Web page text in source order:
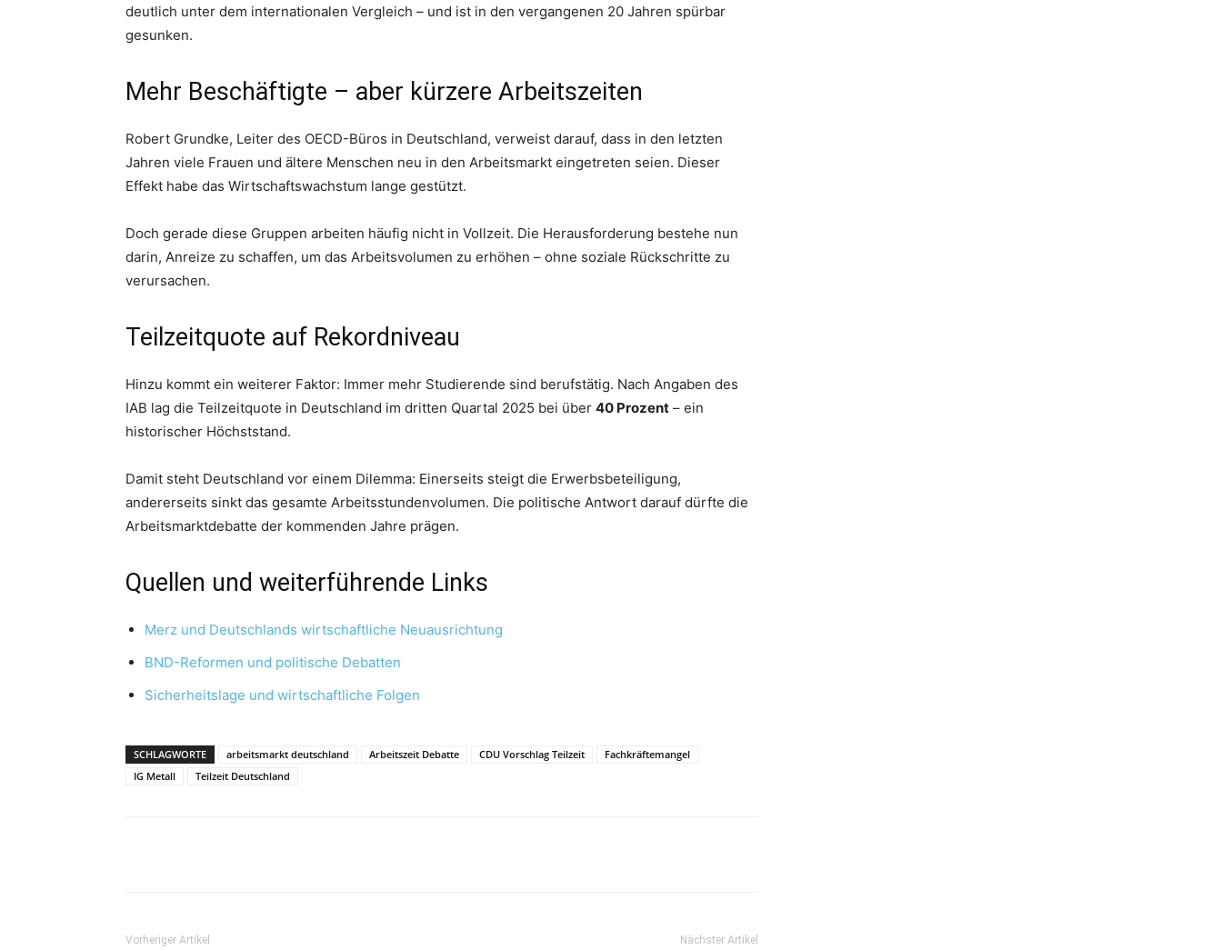
deutlich unter dem internationalen Vergleich – und ist in den vergangenen 20 Jahren spürbar
gesunken.
Mehr Beschäftigte – aber kürzere Arbeitszeiten
Robert Grundke, Leiter des OECD-Büros in Deutschland, verweist darauf, dass in den letzten
Jahren viele Frauen und ältere Menschen neu in den Arbeitsmarkt eingetreten seien. Dieser
Effekt habe das Wirtschaftswachstum lange gestützt.
Doch gerade diese Gruppen arbeiten häufig nicht in Vollzeit. Die Herausforderung bestehe nun
darin, Anreize zu schaffen, um das Arbeitsvolumen zu erhöhen – ohne soziale Rückschritte zu
verursachen.
Teilzeitquote auf Rekordniveau
Hinzu kommt ein weiterer Faktor: Immer mehr Studierende sind berufstätig. Nach Angaben des
IAB lag die Teilzeitquote in Deutschland im dritten Quartal 2025 bei über 40 Prozent – ein
historischer Höchststand.
Damit steht Deutschland vor einem Dilemma: Einerseits steigt die Erwerbsbeteiligung,
andererseits sinkt das gesamte Arbeitsstundenvolumen. Die politische Antwort darauf dürfte die
Arbeitsmarktdebatte der kommenden Jahre prägen.
Quellen und weiterführende Links
Merz und Deutschlands wirtschaftliche Neuausrichtung
BND-Reformen und politische Debatten
Sicherheitslage und wirtschaftliche Folgen
SCHLAGWORTE arbeitsmarkt deutschland Arbeitszeit Debatte CDU Vorschlag Teilzeit
Fachkräftemangel
IG Metall
Teilzeit Deutschland
Vorheriger Artikel Nächster Artikel